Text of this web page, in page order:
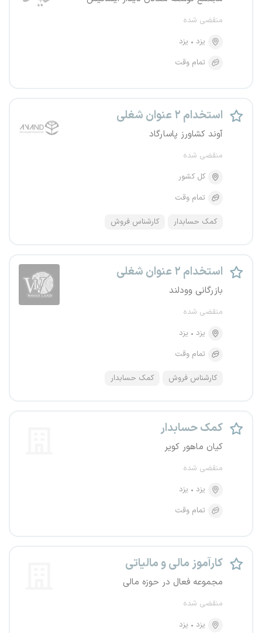
منقضی شده
یزد
یزد
تمام وقت
استخدام ۲ عنوان شغلی
آوند کشاورز پاسارگاد
منقضی شده
کل کشور
تمام وقت
کمک حسابدار کارشناس فروش
استخدام ۲ عنوان شغلی
بازرگانی وودلند
منقضی شده
یزد
یزد
تمام وقت
کارشناس فروش کمک حسابدار
کمک حسابدار
کیان ماهور کویر
منقضی شده
یزد
یزد
تمام وقت
کارآموز مالی و مالیاتی
مجموعه فعال در حوزه مالی
منقضی شده
یزد
یزد